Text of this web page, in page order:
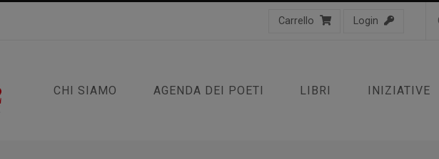
Carrello Login
CHI SIAMO AGENDA DEI POETI LIBRI INIZIATIVE